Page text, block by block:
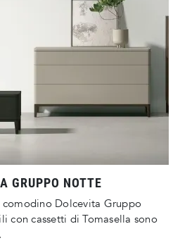
GRUPPO NOTTE
Dolcevita Gruppo
con cassetti di Tomasella sono